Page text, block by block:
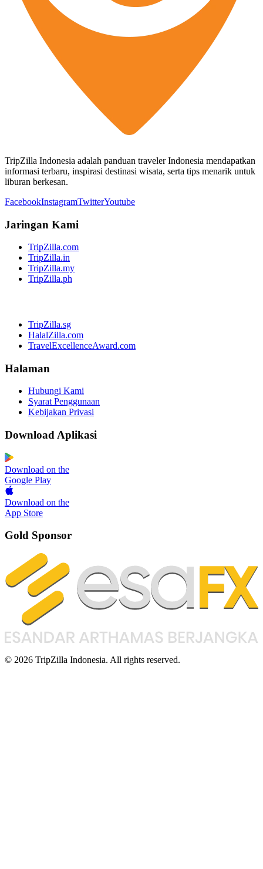
TripZilla Indonesia adalah panduan traveler Indonesia mendapatkan
informasi terbaru, inspirasi destinasi wisata, serta tips menarik untuk
liburan berkesan.
FacebookInstagramTwitterYoutube
Jaringan Kami
TripZilla.com
TripZilla.in
TripZilla.my
TripZilla.ph
TripZilla.sg
HalalZilla.com
TravelExcellenceAward.com
Halaman
Hubungi Kami
Syarat Penggunaan
Kebijakan Privasi
Download Aplikasi
Download on the
Google Play
Download on the
App Store
Gold Sponsor
© 2026 TripZilla Indonesia. All rights reserved.